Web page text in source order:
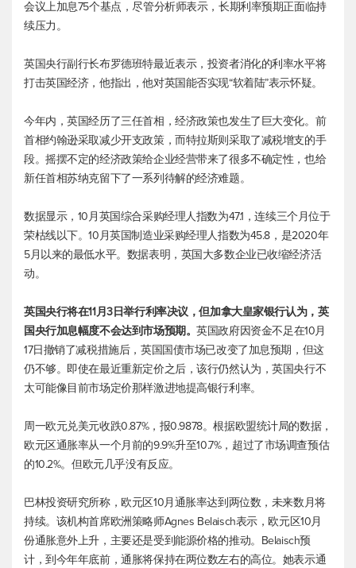
会议上加息75个基点，尽管分析师表示，长期利率预期正面临持
续压力。
英国央行副行长布罗德班特最近表示，投资者消化的利率水平将
打击英国经济，他指出，他对英国能否实现“软着陆”表示怀疑。
今年内，英国经历了三任首相，经济政策也发生了巨大变化。前
首相约翰逊采取减少开支政策，而特拉斯则采取了减税增支的手
段。摇摆不定的经济政策给企业经营带来了很多不确定性，也给
新任首相苏纳克留下了一系列待解的经济难题。
数据显示，10月英国综合采购经理人指数为47.1，连续三个月位于
荣枯线以下。10月英国制造业采购经理人指数为45.8，是2020年
5月以来的最低水平。数据表明，英国大多数企业已收缩经济活
动。
英国央行将在11月3日举行利率决议，但加拿大皇家银行认为，英
国央行加息幅度不会达到市场预期。英国政府因资金不足在10月
17日撤销了减税措施后，英国国债市场已改变了加息预期，但这
仍不够。即使在最近重新定价之后，该行仍然认为，英国央行不
太可能像目前市场定价那样激进地提高银行利率。
周一欧元兑美元收跌0.87%，报0.9878。根据欧盟统计局的数据，
欧元区通胀率从一个月前的9.9%升至10.7%，超过了市场调查预估
的10.2%。但欧元几乎没有反应。
巴林投资研究所称，欧元区10月通胀率达到两位数，未来数月将
持续。该机构首席欧洲策略师Agnes Belaisch表示，欧元区10月
份通胀意外上升，主要还是受到能源价格的推动。Belaisch预
计，到今年年底前，通胀将保持在两位数左右的高位。她表示通